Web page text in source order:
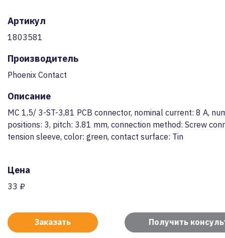
Артикул
1803581
Производитель
Phoenix Contact
Описание
MC 1,5/ 3-ST-3,81 PCB connector, nominal current: 8 A,
positions: 3, pitch: 3.81 mm, connection method: Screw
tension sleeve, color: green, contact surface: Tin
Цена
33 ₽
Заказать Получить